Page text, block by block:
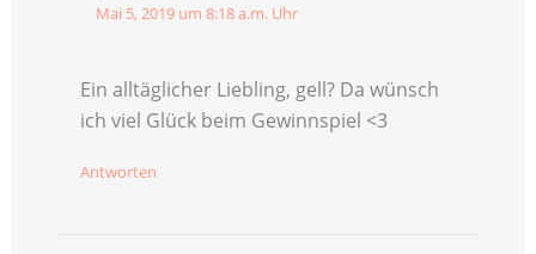
Mai 5, 2019 um 8:18 a.m. Uhr
Ein alltäglicher Liebling, gell? Da wünsch
ich viel Glück beim Gewinnspiel <3
Antworten